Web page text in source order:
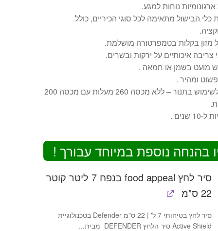
ארגונומיות נוחות למגע.
כלי הבישול מתאימה לכל סוגי הכיריים, כולל
מזון בקלות בטמפרטורה מושלמת.
צריבה איכותיים על ירקות ובשרים.
מועט בשמן או חמאה .
פשוט ומהיר .
ניתן לשימוש בתנור – ללא מכסה 260 מעלות עם מכסה 200
שנים .
בהנחה נוספת במיוחד עבורך !
סיר לחץ food appeal בנפח 7 ליטר קוטר
22 ס"מ
סיר לחץ בטיחותי 7 ל' | 22 ס"מ Defender בטכנולוגיית
Active Shield סיר הלחץ DEFENDER מבית...